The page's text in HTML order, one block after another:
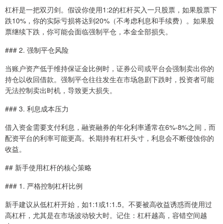
杠杆是一把双刃剑。假设你使用1:2的杠杆买入一只股票，如果股票下
跌10%，你的实际亏损将达到20%（不考虑利息和手续费）。如果股
票继续下跌，你可能会面临强制平仓，本金全部损失。
### 2. 强制平仓风险
当账户资产低于维持保证金比例时，证券公司或平台会强制卖出你的
持仓以收回借款。强制平仓往往发生在市场急剧下跌时，投资者可能
无法控制卖出时机，导致更大损失。
### 3. 利息成本压力
借入资金需要支付利息，融资融券的年化利率通常在6%-8%之间，而
配资平台的利率可能更高。长期持有杠杆头寸，利息会不断侵蚀你的
收益。
## 新手使用杠杆的核心策略
### 1. 严格控制杠杆比例
新手建议从低杠杆开始，如1:1或1:1.5。不要被高收益诱惑而使用过
高杠杆，尤其是在市场波动较大时。记住：杠杆越高，容错空间越